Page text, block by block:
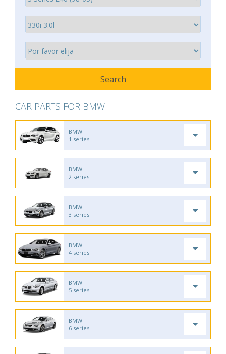
CAR PARTS FOR BMW
BMW
1 series
BMW
2 series
BMW
3 series
BMW
4 series
BMW
5 series
BMW
6 series